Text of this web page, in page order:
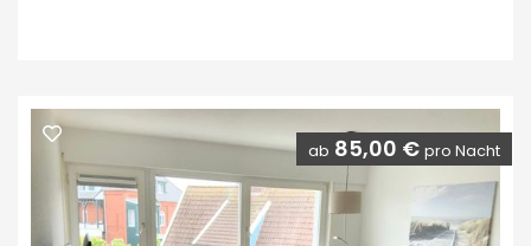
ab 85,00 € pro Nacht